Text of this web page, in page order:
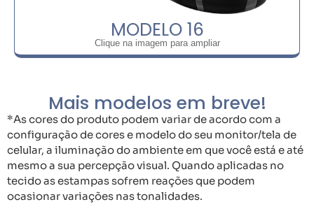
MODELO 16
Clique na imagem para ampliar
Mais modelos em breve!
*As cores do produto podem variar de acordo com a
configuração de cores e modelo do seu monitor/tela de
celular, a iluminação do ambiente em que você está e até
mesmo a sua percepção visual. Quando aplicadas no
tecido as estampas sofrem reações que podem
ocasionar variações nas tonalidades.